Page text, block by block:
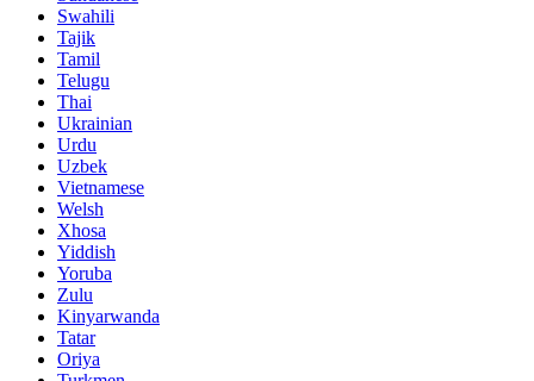
Swahili
Tajik
Tamil
Telugu
Thai
Ukrainian
Urdu
Uzbek
Vietnamese
Welsh
Xhosa
Yiddish
Yoruba
Zulu
Kinyarwanda
Tatar
Oriya